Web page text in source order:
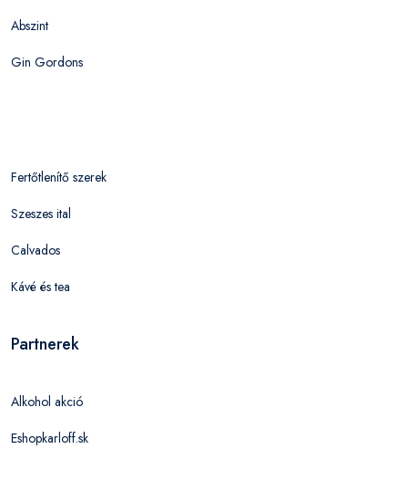
Abszint
Gin Gordons
Fertőtlenítő szerek
Szeszes ital
Calvados
Kávé és tea
Partnerek
Alkohol akció
Eshopkarloff.sk